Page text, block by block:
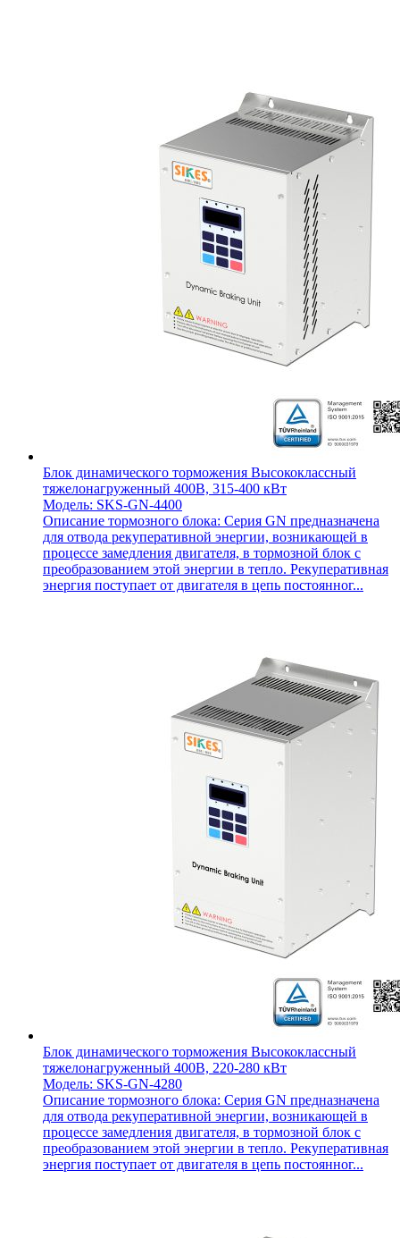
Блок динамического торможения Высококлассный
тяжелонагруженный 400В, 315-400 кВт
Модель: SKS-GN-4400
Описание тормозного блока: Серия GN предназначена
для отвода рекуперативной энергии, возникающей в
процессе замедления двигателя, в тормозной блок с
преобразованием этой энергии в тепло. Рекуперативная
энергия поступает от двигателя в цепь постоянног...
Блок динамического торможения Высококлассный
тяжелонагруженный 400В, 220-280 кВт
Модель: SKS-GN-4280
Описание тормозного блока: Серия GN предназначена
для отвода рекуперативной энергии, возникающей в
процессе замедления двигателя, в тормозной блок с
преобразованием этой энергии в тепло. Рекуперативная
энергия поступает от двигателя в цепь постоянног...